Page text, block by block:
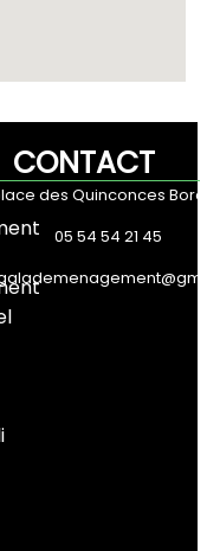
CONTACT
des Quinconces
05 54 54 21 45